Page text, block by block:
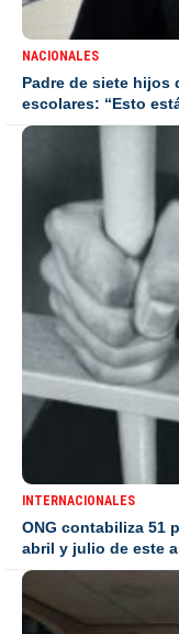
NACIONALES
Padre de siete hijos
escolares: “Esto
INTERNACIONALES
ONG contabiliza 51
abril y julio de este